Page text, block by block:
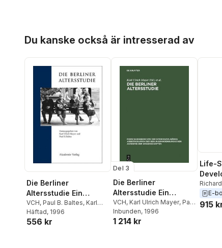
Du kanske också är intresserad av
Die Berliner
Altersstudie Ein
Projekt Der Berlin-
Brandenburgischen
Akademie Der
VCH, Paul B. Baltes, Karl
Ulrich Mayer
Häftad, 1996
556 kr
Del 3
Die Berliner
Altersstudie Ein
Projekt Der Berlin-
Brandenburgischen
Akademie Der
VCH, Karl Ulrich Mayer, Paul
B. Baltes
Inbunden, 1996
1 214 kr
Life-
E-
915